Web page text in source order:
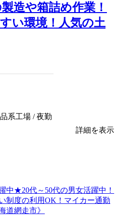
造や箱詰め作業！
い環境！人気の土
系工場 / 夜勤
詳細を表示